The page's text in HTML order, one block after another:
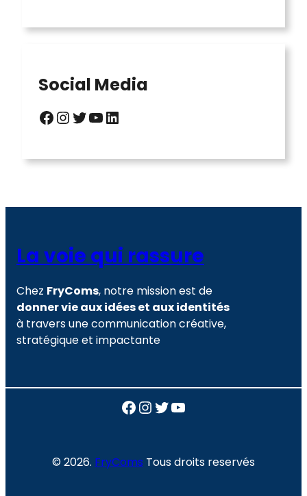
Social Media
Facebook InstagramTwitter YouTube LinkedIn
La voie qui rassure
Chez FryComs, notre mission est de
donner vie aux idées et aux identités
à travers une communication créative,
stratégique et impactante
Facebook
Instagram
Twitter
YouTube
© 2026. FryComs Tous droits reservés